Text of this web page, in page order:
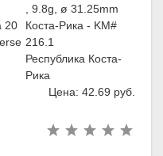
, 9.8g, ø 31.25mm
Коста-Рика - KM#
216.1
Республика Коста-
Рика
Цена: 42.69 руб.